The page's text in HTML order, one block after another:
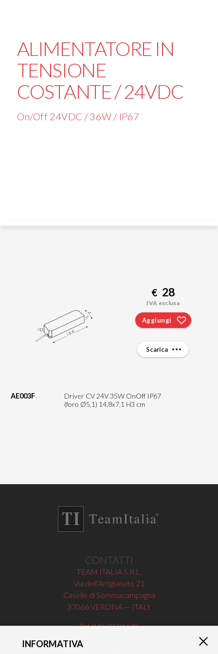
ALIMENTATORE IN
TENSIONE
COSTANTE / 24VDC
On/Off 24VDC / 36W / IP67
AE003F
Driver CV 24V 35W OnOff IP67
(foro Ø5,1) 14,8x7,1 H3 cm
€ 28
IVA esclusa
Aggiungi
Scarica
CONTATTI
TEAM ITALIA S.R.L.
Via dell’Artigianato 21
Caselle di Sommacampagna
37066 VERONA — ITALY
Tel 045/8581640
info@teamitaliailluminazione.it
INFORMATIVA